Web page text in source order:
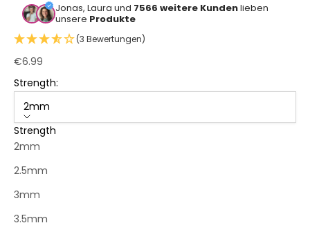
Jonas, Laura und 7566 weitere Kundenlieben
unsere Produkte
(3 Bewertungen)
Sale price
€6.99
Strength:
2mm
Strength
2mm
2.5mm
3mm
3.5mm